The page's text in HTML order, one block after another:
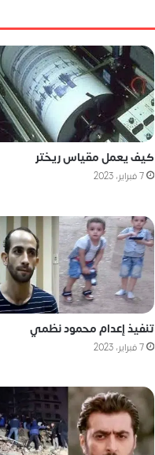
كيف يعمل مقياس ريختر
7 فبراير، 2023
تنفيذ إعدام محمود نظمي
7 فبراير، 2023